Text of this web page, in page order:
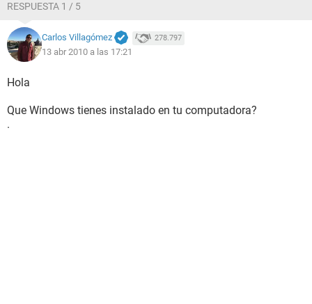
RESPUESTA 1 / 5
Carlos Villagómez 278.797
13 abr 2010 a las 17:21
Hola
Que Windows tienes instalado en tu computadora?
.